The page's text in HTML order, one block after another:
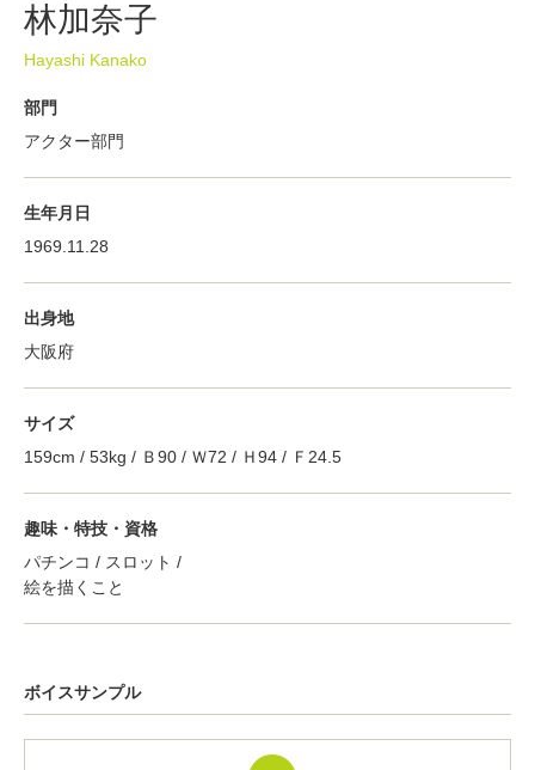
林加奈子
Hayashi Kanako
部門
アクター部門
生年月日
1969.11.28
出身地
大阪府
サイズ
159cm / 53kg / Ｂ90 / Ｗ72 / Ｈ94 / Ｆ24.5
趣味・特技・資格
パチンコ / スロット /
絵を描くこと
ボイスサンプル